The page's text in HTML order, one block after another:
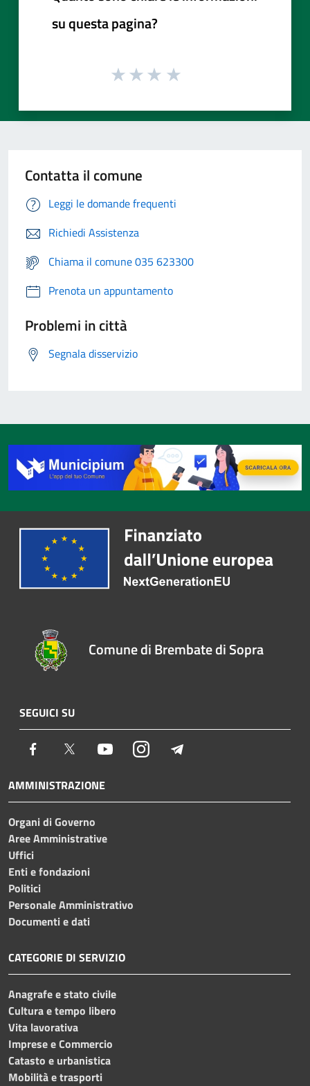
su questa pagina?
Contatta il comune
Leggi le domande frequenti
Richiedi Assistenza
Chiama il comune 035 623300
Prenota un appuntamento
Problemi in città
Segnala disservizio
Comune di Brembate di Sopra
SEGUICI SU
Facebook Twitter YoutubeInstagram
AMMINISTRAZIONE
Organi di Governo
Aree Amministrative
Uffici
Enti e fondazioni
Politici
Personale Amministrativo
Documenti e dati
CATEGORIE DI SERVIZIO
Anagrafe e stato civile
Cultura e tempo libero
Vita lavorativa
Imprese e Commercio
Catasto e urbanistica
Mobilità e trasporti